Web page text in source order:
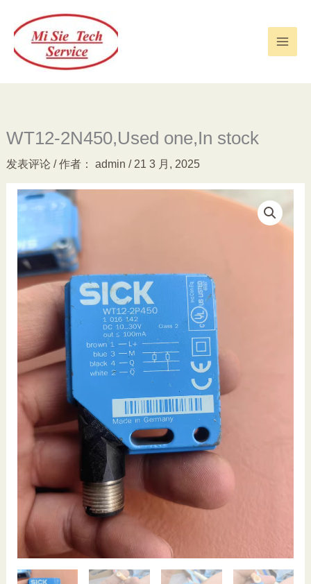
WT12-2N450,Used one,In stock
发表评论 / 作者： admin / 21 3 月, 2025